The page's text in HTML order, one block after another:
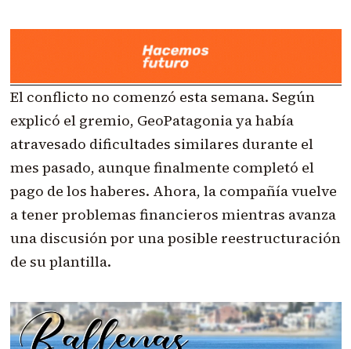
El conflicto no comenzó esta semana. Según
explicó el gremio, GeoPatagonia ya había
atravesado dificultades similares durante el
mes pasado, aunque finalmente completó el
pago de los haberes. Ahora, la compañía vuelve
a tener problemas financieros mientras avanza
una discusión por una posible reestructuración
de su plantilla.